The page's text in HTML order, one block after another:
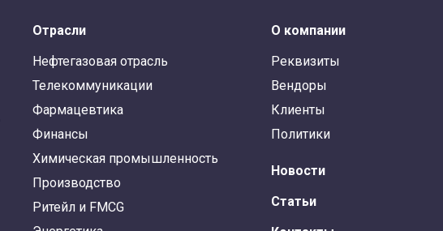
Отрасли
Нефтегазовая отрасль
Телекоммуникации
Фармацевтика
Финансы
Химическая промышленность
Производство
Ритейл и FMCG
О компании
Реквизиты
Вендоры
Клиенты
Политики
Новости
Статьи